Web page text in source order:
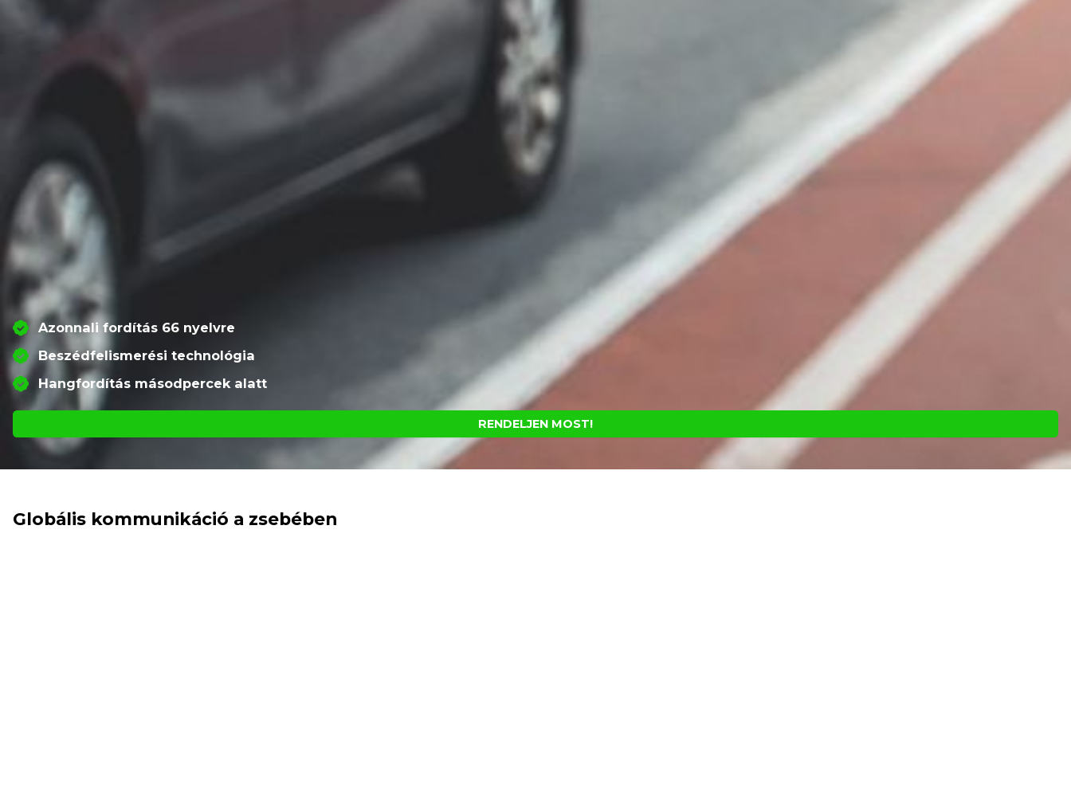
Azonnali fordítás 66 nyelvre
Beszédfelismerési technológia
Hangfordítás másodpercek alatt
RENDELJEN MOST!
Globális kommunikáció a zsebében